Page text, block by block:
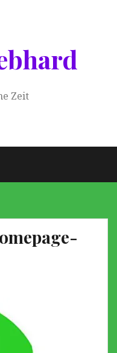
Zeit